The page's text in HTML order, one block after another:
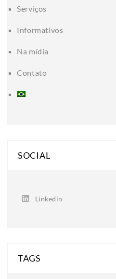
Serviços
Informativos
Na mídia
Contato
SOCIAL
Linkedin
TAGS